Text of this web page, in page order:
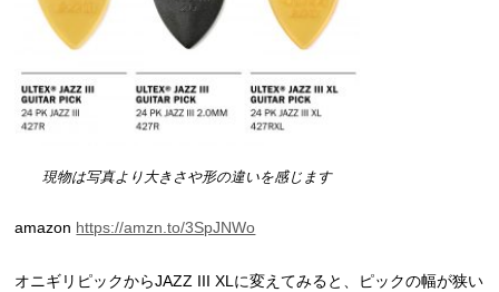
現物は写真より大きさや形の違いを感じます
amazon https://amzn.to/3SpJNWo
オニギリピックからJAZZ III XLに変えてみると、ピックの幅が狭い